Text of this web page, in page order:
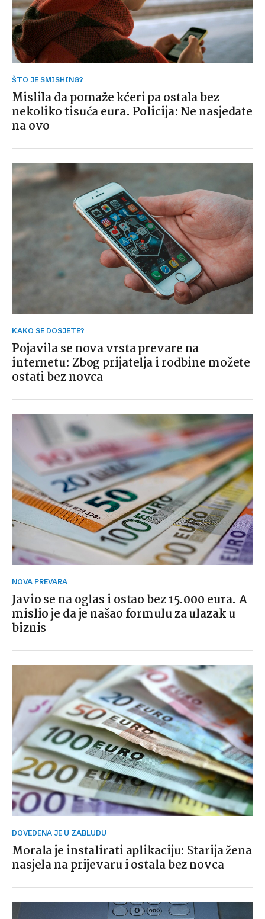
ŠTO JE SMISHING?
Mislila da pomaže kćeri pa ostala bez
nekoliko tisuća eura. Policija: Ne nasjedate
na ovo
KAKO SE DOSJETE?
Pojavila se nova vrsta prevare na
internetu: Zbog prijatelja i rodbine možete
ostati bez novca
NOVA PREVARA
Javio se na oglas i ostao bez 15.000 eura. A
mislio je da je našao formulu za ulazak u
biznis
DOVEDENA JE U ZABLUDU
Morala je instalirati aplikaciju: Starija žena
nasjela na prijevaru i ostala bez novca